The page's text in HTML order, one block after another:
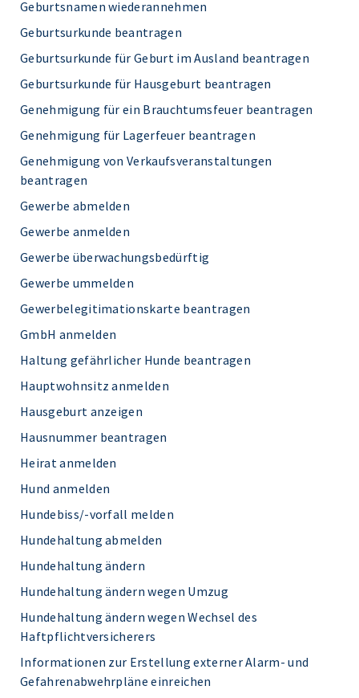
Geburtsnamen wiederannehmen
Geburtsurkunde beantragen
Geburtsurkunde für Geburt im Ausland beantragen
Geburtsurkunde für Hausgeburt beantragen
Genehmigung für ein Brauchtumsfeuer beantragen
Genehmigung für Lagerfeuer beantragen
Genehmigung von Verkaufsveranstaltungen
beantragen
Gewerbe abmelden
Gewerbe anmelden
Gewerbe überwachungsbedürftig
Gewerbe ummelden
Gewerbelegitimationskarte beantragen
GmbH anmelden
Haltung gefährlicher Hunde beantragen
Hauptwohnsitz anmelden
Hausgeburt anzeigen
Hausnummer beantragen
Heirat anmelden
Hund anmelden
Hundebiss/-vorfall melden
Hundehaltung abmelden
Hundehaltung ändern
Hundehaltung ändern wegen Umzug
Hundehaltung ändern wegen Wechsel des
Haftpflichtversicherers
Informationen zur Erstellung externer Alarm- und
Gefahrenabwehrpläne einreichen